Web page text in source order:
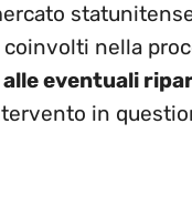
nella
eventuali
in